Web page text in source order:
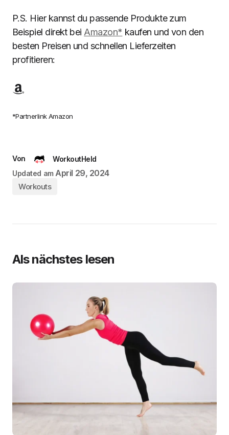
P.S. Hier kannst du passende Produkte zum
Beispiel direkt bei Amazon* kaufen und von den
besten Preisen und schnellen Lieferzeiten
profitieren:
*Partnerlink Amazon
Von
WorkoutHeld
Updated am April 29, 2024
Workouts
Als nächstes lesen